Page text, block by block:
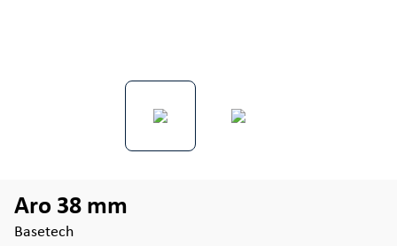
Aro 38 mm
Basetech